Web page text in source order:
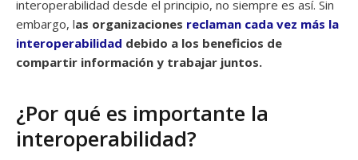
interoperabilidad desde el principio, no siempre es así. Sin
embargo, las organizaciones reclaman cada vez más la
interoperabilidad debido a los beneficios de
compartir información y trabajar juntos.
¿Por qué es importante la
interoperabilidad?